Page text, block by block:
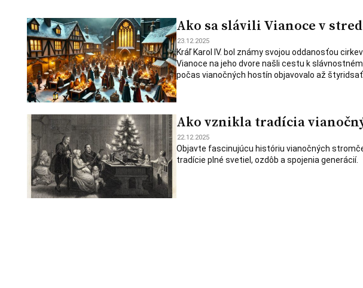
Ako sa slávili Vianoce v
23.12.2025
Kráľ Karol IV. bol známy svojou oddanosťou
Vianoce na jeho dvore našli cestu k
počas vianočných hostín objavovalo až
Ako vznikla tradícia
22.12.2025
Objavte fascinujúcu históriu vianočných
tradície plné svetiel, ozdôb a spojenia generácií.